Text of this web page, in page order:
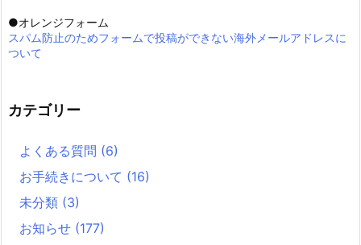
●オレンジフォーム
スパム防止のためフォームで投稿ができない海外メールアドレスに
ついて
カテゴリー
よくある質問 (6)
お手続きについて (16)
未分類 (3)
お知らせ (177)